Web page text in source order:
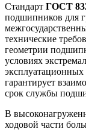
Стандарт ГОСТ
подшипников для
технические
геометрии
условиях
гарантирует
срок службы
В
ходовой части